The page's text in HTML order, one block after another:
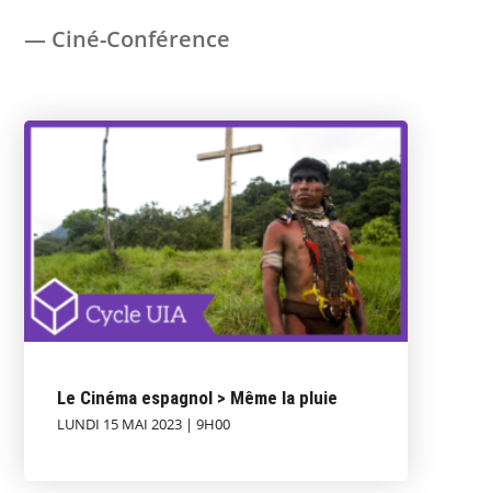
— Ciné-Conférence
Le Cinéma espagnol > Même la pluie
LUNDI 15 MAI 2023 | 9H00